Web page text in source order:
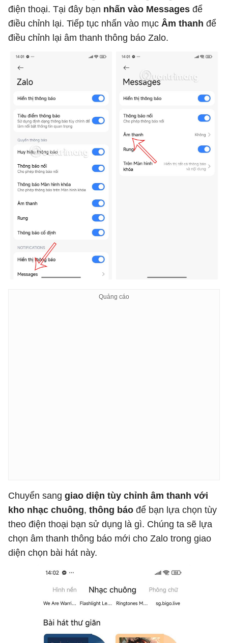
điện thoại. Tại đây bạn nhấn vào Messages để
điều chỉnh lại. Tiếp tục nhấn vào mục Âm thanh để
điều chỉnh lại âm thanh thông báo Zalo.
Chuyển sang giao diện tùy chỉnh âm thanh với
kho nhạc chuông, thông báo để bạn lựa chọn tùy
theo điện thoại bạn sử dụng là gì. Chúng ta sẽ lựa
chọn âm thanh thông báo mới cho Zalo trong giao
diện chọn bài hát này.